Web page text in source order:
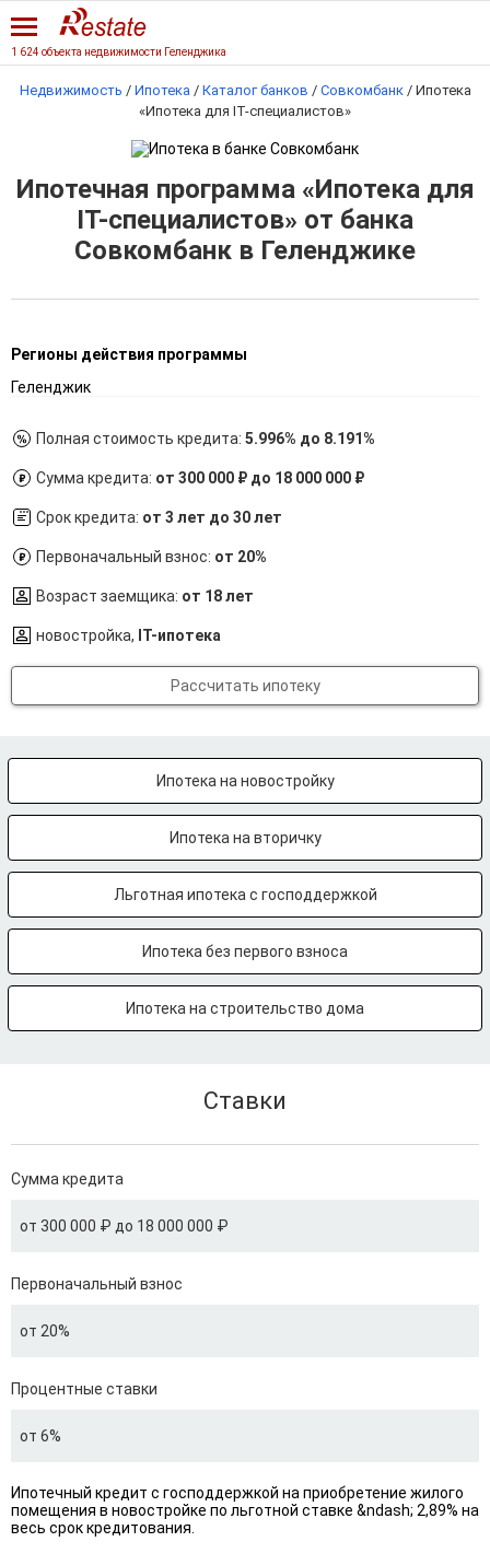
1 624 объекта недвижимости Геленджика
Недвижимость / Ипотека / Каталог банков / Совкомбанк / Ипотека
«Ипотека для IT-специалистов»
Ипотечная программа «Ипотека для
IT-специалистов» от банка
Совкомбанк в Геленджике
Регионы действия программы
Геленджик
Полная стоимость кредита: 5.996% до 8.191%
Сумма кредита: от 300 000 ₽ до 18 000 000 ₽
Срок кредита: от 3 лет до 30 лет
Первоначальный взнос: от 20%
Возраст заемщика: от 18 лет
новостройка, IT-ипотека
Рассчитать ипотеку
Ипотека на новостройку
Ипотека на вторичку
Льготная ипотека с господдержкой
Ипотека без первого взноса
Ипотека на строительство дома
Ставки
Сумма кредита
от 300 000 ₽ до 18 000 000 ₽
Первоначальный взнос
от 20%
Процентные ставки
от 6%
Ипотечный кредит с господдержкой на приобретение жилого
помещения в новостройке по льготной ставке &ndash; 2,89% на
весь срок кредитования.